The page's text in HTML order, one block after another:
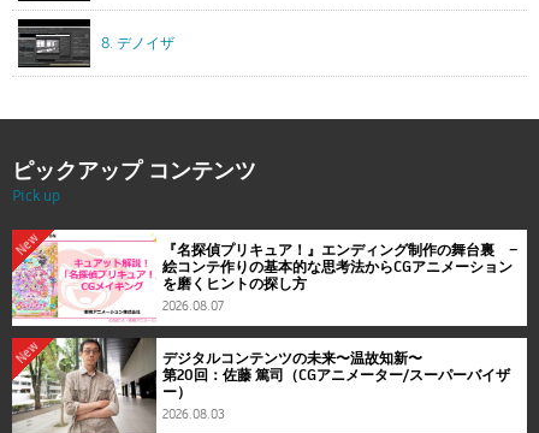
8. デノイザ
ピックアップ コンテンツ
Pick up
New
『名探偵プリキュア！』エンディング制作の舞台裏 ―
絵コンテ作りの基本的な思考法からCGアニメーション
を磨くヒントの探し方
2026.08.07
New
デジタルコンテンツの未来〜温故知新〜
第20回：佐藤 篤司（CGアニメーター/スーパーバイザ
ー）
2026.08.03